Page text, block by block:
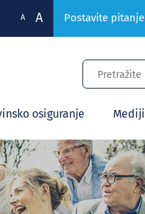
A A Postavite pitanje
osiguranje Mediji